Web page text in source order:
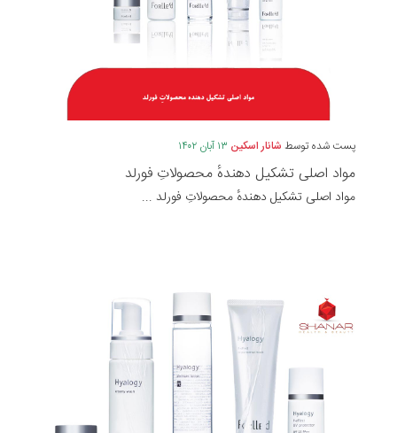
پست شده توسط شانار اسکین ۱۳ آبان ۱۴۰۲
مواد اصلی تشکیل دهندهٔ محصولاتِ فورلد
مواد اصلی تشکیل دهندهٔ محصولاتِ فورلد ...